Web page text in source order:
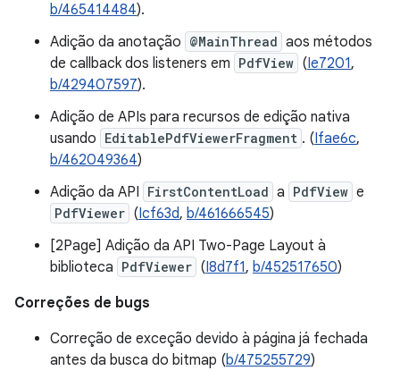
b/465414484).
Adição da anotação @MainThread aos métodos
de callback dos listeners em PdfView (Ie7201,
b/429407597).
Adição de APIs para recursos de edição nativa
usando EditablePdfViewerFragment . (Ifae6c,
b/462049364)
Adição da API FirstContentLoad a PdfView e
PdfViewer (Icf63d, b/461666545)
[2Page] Adição da API Two-Page Layout à
biblioteca PdfViewer (I8d7f1, b/452517650)
Correções de bugs
Correção de exceção devido à página já fechada
antes da busca do bitmap (b/475255729)